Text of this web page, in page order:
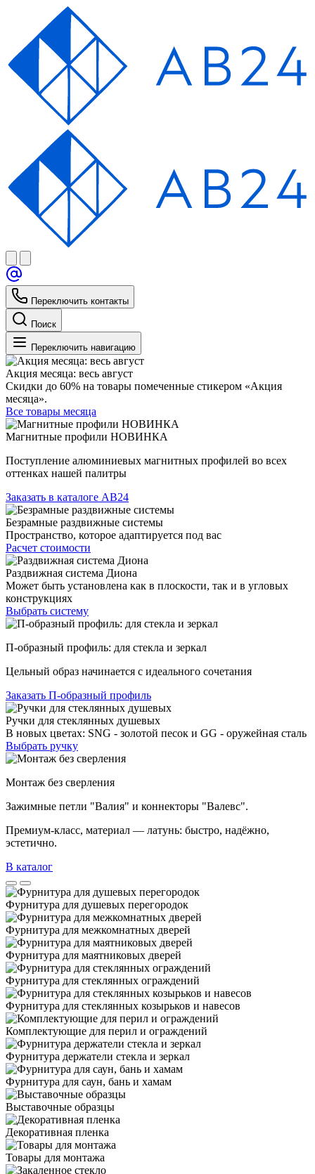
Переключить контакты
Поиск
Переключить навигацию
Акция месяца: весь август
Скидки до 60% на товары помеченные стикером «Акция
месяца».
Все товары месяца
Магнитные профили НОВИНКА
Поступление алюминиевых магнитных профилей во всех
оттенках нашей палитры
Заказать в каталоге АВ24
Безрамные раздвижные системы
Пространство, которое адаптируется под вас
Расчет стоимости
Раздвижная система Диона
Может быть установлена как в плоскости, так и в угловых
конструкциях
Выбрать систему
П-образный профиль: для стекла и зеркал
Цельный образ начинается с идеального сочетания
Заказать П-образный профиль
Ручки для стеклянных душевых
В новых цветах: SNG - золотой песок и GG - оружейная сталь
Выбрать ручку
Монтаж без сверления
Зажимные петли "Валия" и коннекторы "Валевс".
Премиум‑класс, материал — латунь: быстро, надёжно,
эстетично.
В каталог
Фурнитура для душевых перегородок
Фурнитура для межкомнатных дверей
Фурнитура для маятниковых дверей
Фурнитура для стеклянных ограждений
Фурнитура для стеклянных козырьков и навесов
Комплектующие для перил и ограждений
Фурнитура держатели стекла и зеркал
Фурнитура для саун, бань и хамам
Выставочные образцы
Декоративная пленка
Товары для монтажа